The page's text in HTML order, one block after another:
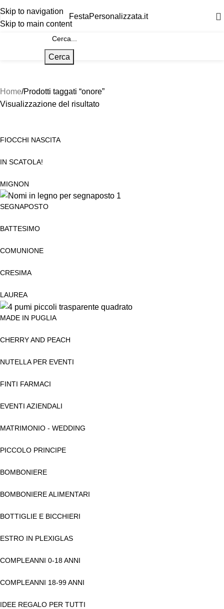
Skip to navigation
Skip to main content
FestaPersonalizzata.it
Cerca
Home Prodotti taggati “onore”
Visualizzazione del risultato
FIOCCHI NASCITA
IN SCATOLA!
MIGNON
SEGNAPOSTO
BATTESIMO
COMUNIONE
CRESIMA
LAUREA
MADE IN PUGLIA
CHERRY AND PEACH
NUTELLA PER EVENTI
FINTI FARMACI
EVENTI AZIENDALI
MATRIMONIO - WEDDING
PICCOLO PRINCIPE
BOMBONIERE
BOMBONIERE ALIMENTARI
BOTTIGLIE E BICCHIERI
ESTRO IN PLEXIGLAS
COMPLEANNI 0-18 ANNI
COMPLEANNI 18-99 ANNI
IDEE REGALO PER TUTTI